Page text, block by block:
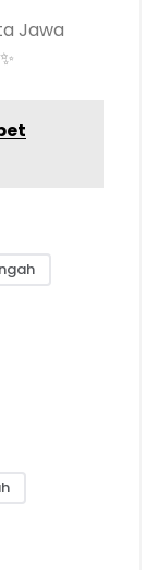
Jawa